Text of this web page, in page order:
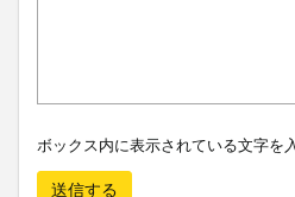
ボックス内に表示されている文字を
送信する